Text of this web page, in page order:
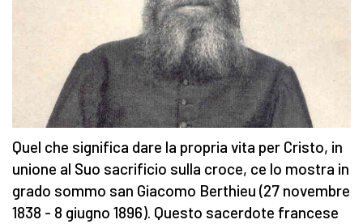
Quel che significa dare la propria vita per Cristo, in
unione al Suo sacrificio sulla croce, ce lo mostra in
grado sommo san Giacomo Berthieu (27 novembre
1838 - 8 giugno 1896). Questo sacerdote francese